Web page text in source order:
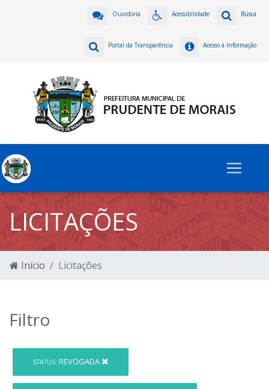
Busca
Acessibilidade
Ouvidoria
Acesso à Informação
Portal da Transparência
LICITAÇÕES
Início Licitações
Filtro
STATUS: REVOGADA